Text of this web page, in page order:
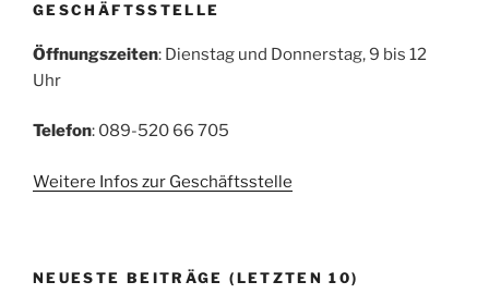
GESCHÄFTSSTELLE
Öffnungszeiten: Dienstag und Donnerstag, 9 bis 12
Uhr
Telefon: 089-520 66 705
Weitere Infos zur Geschäftsstelle
NEUESTE BEITRÄGE (LETZTEN 10)